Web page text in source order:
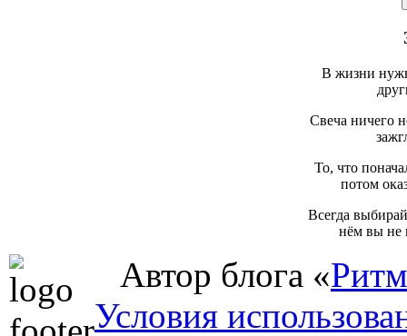
В жизни
Свеча ничего
То, что
потом
Всегда
нём вы не
Автор блога «
Условия